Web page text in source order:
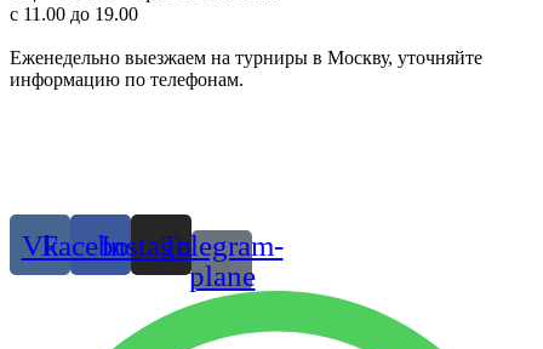
c 11.00 до 19.00
Еженедельно выезжаем на турниры в Москву, уточняйте
информацию по телефонам.
VkFacebookInstagramTelegram-
plane